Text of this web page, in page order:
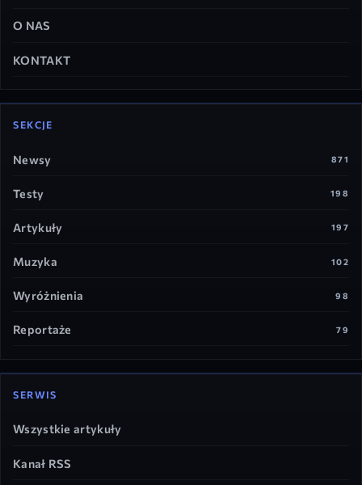
O NAS
KONTAKT
SEKCJE
Newsy 871
Testy 198
Artykuły 197
Muzyka 102
Wyróżnienia 98
Reportaże 79
SERWIS
Wszystkie artykuły
Kanał RSS